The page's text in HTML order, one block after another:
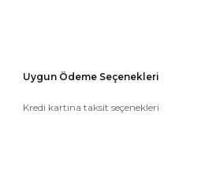
Uygun Ödeme Seçenekleri
Kredi kartına taksit seçenekleri